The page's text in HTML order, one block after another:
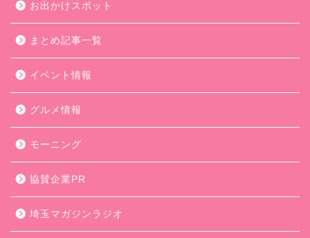
お出かけスポット
まとめ記事一覧
イベント情報
グルメ情報
モーニング
協賛企業PR
埼玉マガジンラジオ